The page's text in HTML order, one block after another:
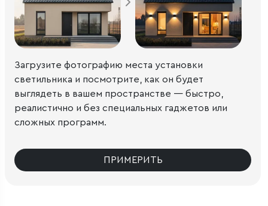
Загрузите фотографию места установки
светильника и посмотрите, как он будет
выглядеть в вашем пространстве — быстро,
реалистично и без специальных гаджетов или
сложных программ.
ПРИМЕРИТЬ